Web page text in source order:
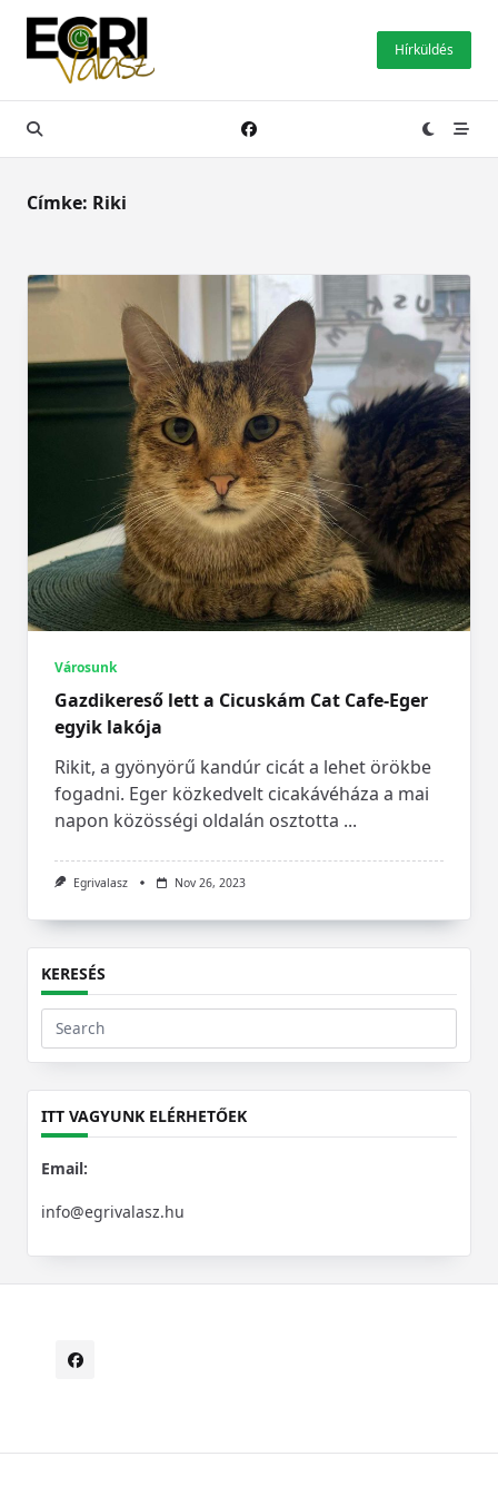
Skip
content
Hírküldés
Címke: Riki
Városunk
Gazdikereső lett a Cicuskám Cat Cafe-Eger
egyik lakója
Rikit, a gyönyörű kandúr cicát a lehet örökbe
fogadni. Eger közkedvelt cicakávéháza a mai
napon közösségi oldalán osztotta ...
Egrivalasz Nov 26, 2023
KERESÉS
Search
for:
ITT VAGYUNK ELÉRHETŐEK
Email:
info@egrivalasz.hu